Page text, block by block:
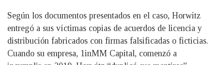
Según los documentos presentados en el caso, Horwitz
entregó a sus víctimas copias de acuerdos de licencia y
distribución fabricados con firmas falsificadas o ficticias.
Cuando su empresa, 1inMM Capital, comenzó a